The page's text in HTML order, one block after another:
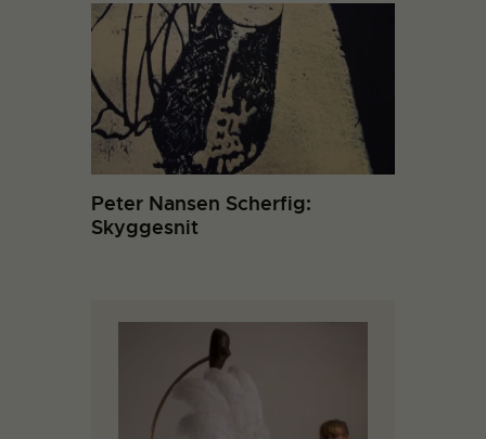
Peter Nansen Scherfig:
Skyggesnit